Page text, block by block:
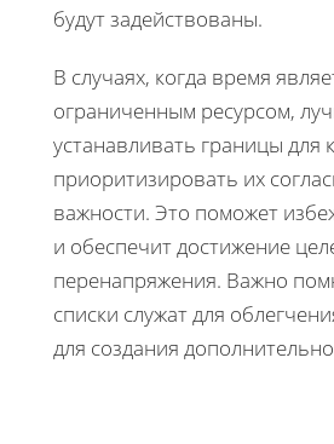
будут задействованы.
В случаях, когда время
ограниченным ресурсом,
устанавливать границы для
приоритизировать их
важности. Это поможет
и обеспечит достижение
перенапряжения. Важно
списки служат для
для создания